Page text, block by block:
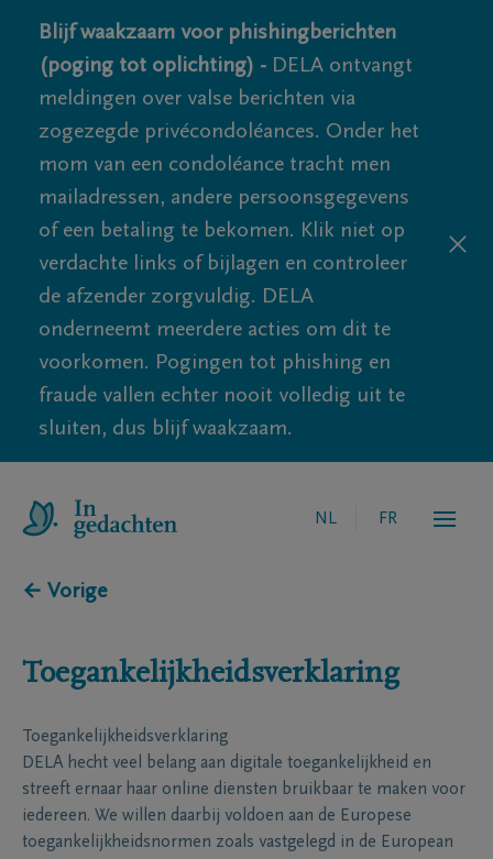
Blijf waakzaam voor phishingberichten
(poging tot oplichting) - DELA ontvangt
meldingen over valse berichten via
zogezegde privécondoléances. Onder het
mom van een condoléance tracht men
mailadressen, andere persoonsgegevens
of een betaling te bekomen. Klik niet op
verdachte links of bijlagen en controleer
de afzender zorgvuldig. DELA
onderneemt meerdere acties om dit te
voorkomen. Pogingen tot phishing en
fraude vallen echter nooit volledig uit te
sluiten, dus blijf waakzaam.
NL FR
← Vorige
Toegankelijkheidsverklaring
Toegankelijkheidsverklaring
DELA hecht veel belang aan digitale toegankelijkheid en
streeft ernaar haar online diensten bruikbaar te maken voor
iedereen. We willen daarbij voldoen aan de Europese
toegankelijkheidsnormen zoals vastgelegd in de European